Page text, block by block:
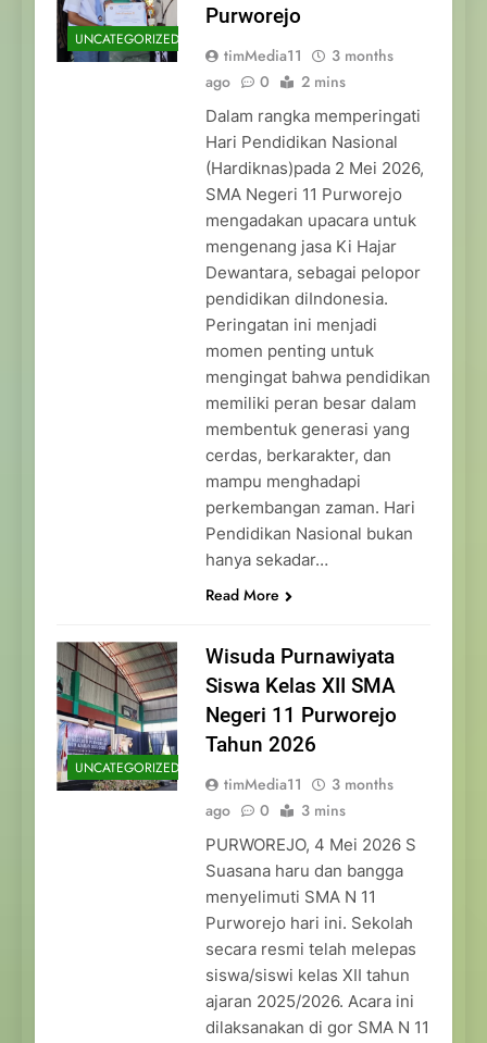
UNCATEGORIZED
Purworejo
timMedia11
3 months
ago
0 2 mins
Dalam rangka memperingati
Hari Pendidikan Nasional
(Hardiknas)pada 2 Mei 2026,
SMA Negeri 11 Purworejo
mengadakan upacara untuk
mengenang jasa Ki Hajar
Dewantara, sebagai pelopor
pendidikan diIndonesia.
Peringatan ini menjadi
momen penting untuk
mengingat bahwa pendidikan
memiliki peran besar dalam
membentuk generasi yang
cerdas, berkarakter, dan
mampu menghadapi
perkembangan zaman. Hari
Pendidikan Nasional bukan
hanya sekadar…
Read More
UNCATEGORIZED
Wisuda Purnawiyata
Siswa Kelas XII SMA
Negeri 11 Purworejo
Tahun 2026
timMedia11
3 months
ago
0 3 mins
PURWOREJO, 4 Mei 2026 S
Suasana haru dan bangga
menyelimuti SMA N 11
Purworejo hari ini. Sekolah
secara resmi telah melepas
siswa/siswi kelas XII tahun
ajaran 2025/2026. Acara ini
dilaksanakan di gor SMA N 11